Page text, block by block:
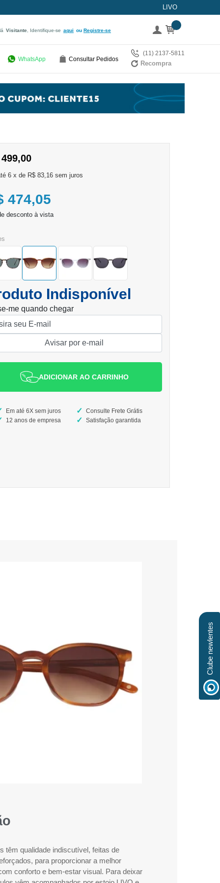
LIVO
Visitante , Identifique-se aqui Registre-se
WhatsApp Consultar Pedidos
(11) 2137-5811
Recompra
6 x de R$ 83,16 sem juros
474,05
Indisponível
me quando chegar
ADICIONAR AO CARRINHO
Em até 6X sem juros
12 anos de empresa
Consulte Frete Grátis
Satisfação garantida
têm qualidade indiscutível, feitas de
para proporcionar a melhor
conforto e bem-estar visual. Para deixar
Clube newlentes